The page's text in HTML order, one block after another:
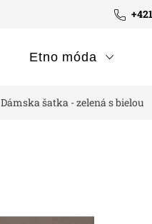
Etno móda
Dámska šatka - zelená s bielou